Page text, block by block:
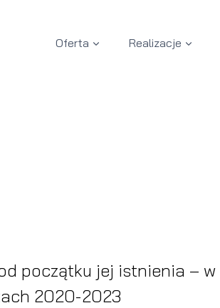
Oferta Realizacje
początku jej istnienia – w
2020-2023